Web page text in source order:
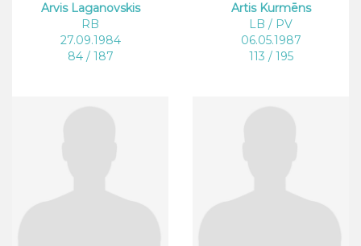
Arvis Laganovskis
RB
27.09.1984
84 / 187
Artis Kurmēns
LB / PV
06.05.1987
113 / 195